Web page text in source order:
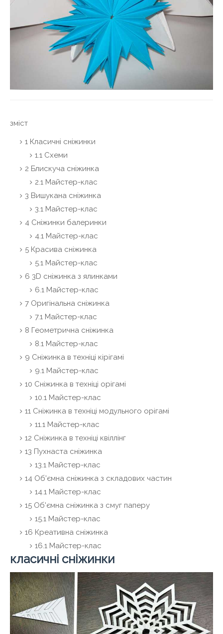
зміст
1 Класичні сніжинки
1.1 Схеми
2 Блискуча сніжинка
2.1 Майстер-клас
3 Вишукана сніжинка
3.1 Майстер-клас
4 Сніжинки балеринки
4.1 Майстер-клас
5 Красива сніжинка
5.1 Майстер-клас
6 3D сніжинка з ялинками
6.1 Майстер-клас
7 Оригінальна сніжинка
7.1 Майстер-клас
8 Геометрична сніжинка
8.1 Майстер-клас
9 Сніжинка в техніці кірігамі
9.1 Майстер-клас
10 Сніжинка в техніці орігамі
10.1 Майстер-клас
11 Сніжинка в техніці модульного орігамі
11.1 Майстер-клас
12 Сніжинка в техніці квіллінг
13 Пухнаста сніжинка
13.1 Майстер-клас
14 Об'ємна сніжинка з складових частин
14.1 Майстер-клас
15 Об'ємна сніжинка з смуг паперу
15.1 Майстер-клас
16 Креативна сніжинка
16.1 Майстер-клас
класичні сніжинки